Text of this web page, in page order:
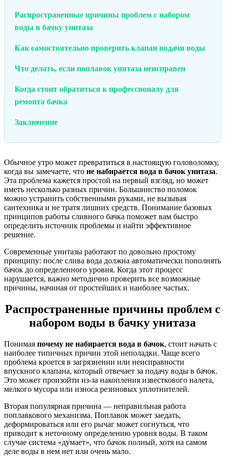
Распространенные причины проблем с набором
воды в бачку унитаза
Как самостоятельно проверить клапан подачи воды
Что делать, если поплавок унитаза неисправен
Когда стоит обратиться к профессионалу для
ремонта бачка
Заключение
Обычное утро может превратиться в настоящую головоломку,
когда вы замечаете, что не набирается вода в бачок унитаза.
Эта проблема кажется простой на первый взгляд, но может
иметь несколько разных причин. Большинство поломок
можно устранить собственными руками, не вызывая
сантехника и не тратя лишних средств. Понимание базовых
принципов работы сливного бачка поможет вам быстро
определить источник проблемы и найти эффективное
решение.
Современные унитазы работают по довольно простому
принципу: после слива вода должна автоматически пополнять
бачок до определенного уровня. Когда этот процесс
нарушается, важно методично проверить все возможные
причины, начиная от простейших и наиболее частых.
Распространенные причины проблем с
набором воды в бачку унитаза
Понимая почему не набирается вода в бачок, стоит начать с
наиболее типичных причин этой неполадки. Чаще всего
проблема кроется в загрязнении или неисправности
впускного клапана, который отвечает за подачу воды в бачок.
Это может произойти из-за накопления известкового налета,
мелкого мусора или износа резиновых уплотнителей.
Вторая популярная причина — неправильная работа
поплавкового механизма. Поплавок может заедать,
деформироваться или его рычаг может согнуться, что
приводит к неточному определению уровня воды. В таком
случае система «думает», что бачок полный, хотя на самом
деле воды в нем нет или очень мало.